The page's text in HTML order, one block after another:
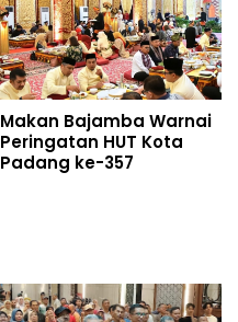
Makan Bajamba Warnai
Peringatan HUT Kota
Padang ke-357